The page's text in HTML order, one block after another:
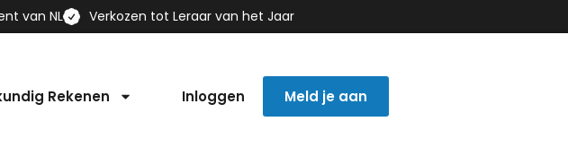
van NL Verkozen tot Leraar van het Jaar
Rekenen Inloggen Meld je aan